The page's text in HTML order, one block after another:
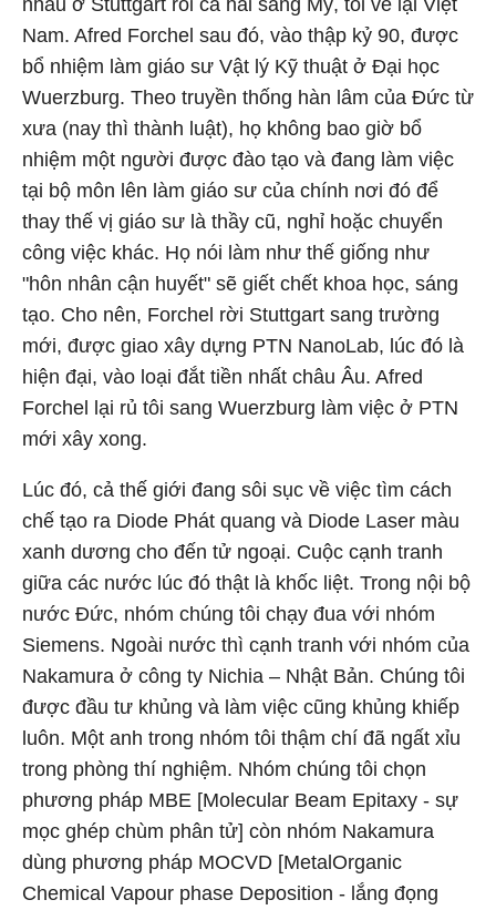
nhau ở Stuttgart rồi cả hai sang Mỹ, tôi về lại Việt
Nam. Afred Forchel sau đó, vào thập kỷ 90, được
bổ nhiệm làm giáo sư Vật lý Kỹ thuật ở Đại học
Wuerzburg. Theo truyền thống hàn lâm của Đức từ
xưa (nay thì thành luật), họ không bao giờ bổ
nhiệm một người được đào tạo và đang làm việc
tại bộ môn lên làm giáo sư của chính nơi đó để
thay thế vị giáo sư là thầy cũ, nghỉ hoặc chuyển
công việc khác. Họ nói làm như thế giống như
"hôn nhân cận huyết" sẽ giết chết khoa học, sáng
tạo. Cho nên, Forchel rời Stuttgart sang trường
mới, được giao xây dựng PTN NanoLab, lúc đó là
hiện đại, vào loại đắt tiền nhất châu Âu. Afred
Forchel lại rủ tôi sang Wuerzburg làm việc ở PTN
mới xây xong.
Lúc đó, cả thế giới đang sôi sục về việc tìm cách
chế tạo ra Diode Phát quang và Diode Laser màu
xanh dương cho đến tử ngoại. Cuộc cạnh tranh
giữa các nước lúc đó thật là khốc liệt. Trong nội bộ
nước Đức, nhóm chúng tôi chạy đua với nhóm
Siemens. Ngoài nước thì cạnh tranh với nhóm của
Nakamura ở công ty Nichia – Nhật Bản. Chúng tôi
được đầu tư khủng và làm việc cũng khủng khiếp
luôn. Một anh trong nhóm tôi thậm chí đã ngất xỉu
trong phòng thí nghiệm. Nhóm chúng tôi chọn
phương pháp MBE [Molecular Beam Epitaxy - sự
mọc ghép chùm phân tử] còn nhóm Nakamura
dùng phương pháp MOCVD [MetalOrganic
Chemical Vapour phase Deposition - lắng đọng